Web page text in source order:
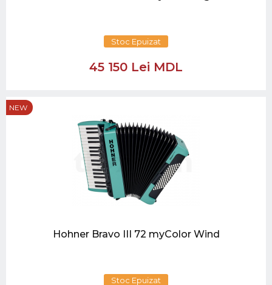
Stoc Epuizat
45 150 Lei MDL
Hohner Bravo III 72 myColor Wind
Stoc Epuizat
NEW